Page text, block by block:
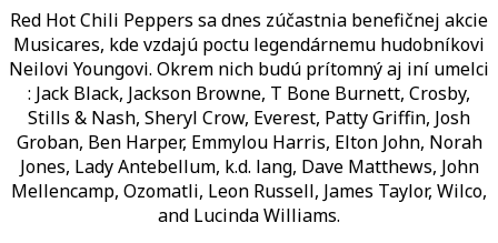
A
JOSH
KLINGHOFFER
NA
MUSICARES
UŽ
DNES
!!!
Red Hot Chili Peppers sa dnes zúčastnia benefičnej akcie
Musicares, kde vzdajú poctu legendárnemu hudobníkovi
Neilovi Youngovi. Okrem nich budú prítomný aj iní umelci
: Jack Black, Jackson Browne, T Bone Burnett, Crosby,
Stills & Nash, Sheryl Crow, Everest, Patty Griffin, Josh
Groban, Ben Harper, Emmylou Harris, Elton John, Norah
Jones, Lady Antebellum, k.d. lang, Dave Matthews, John
Mellencamp, Ozomatli, Leon Russell, James Taylor, Wilco,
and Lucinda Williams.